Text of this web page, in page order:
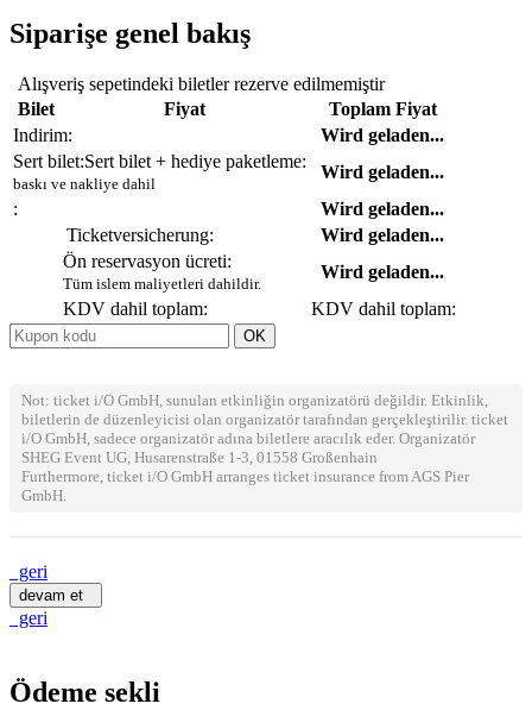
Siparişe genel bakış
Alışveriş sepetindeki biletler rezerve edilmemiştir
Bilet
Fiyat
Toplam Fiyat
Indirim:
Wird geladen...
Sert bilet:Sert bilet + hediye paketleme:
baskı ve nakliye dahil
Wird geladen...
:
Wird geladen...
Ticketversicherung:
Wird geladen...
Ön reservasyon ücreti:
Tüm islem maliyetleri dahildir.
Wird geladen...
KDV dahil toplam:
KDV dahil toplam:
Not: ticket i/O GmbH, sunulan etkinliğin organizatörü değildir. Etkinlik,
biletlerin de düzenleyicisi olan organizatör tarafından gerçekleştirilir. ticket
i/O GmbH, sadece organizatör adına biletlere aracılık eder. Organizatör
SHEG Event UG, Husarenstraße 1-3, 01558 Großenhain
Furthermore, ticket i/O GmbH arranges ticket insurance from AGS Pier
GmbH.
geri
devam et
geri
Ödeme sekli